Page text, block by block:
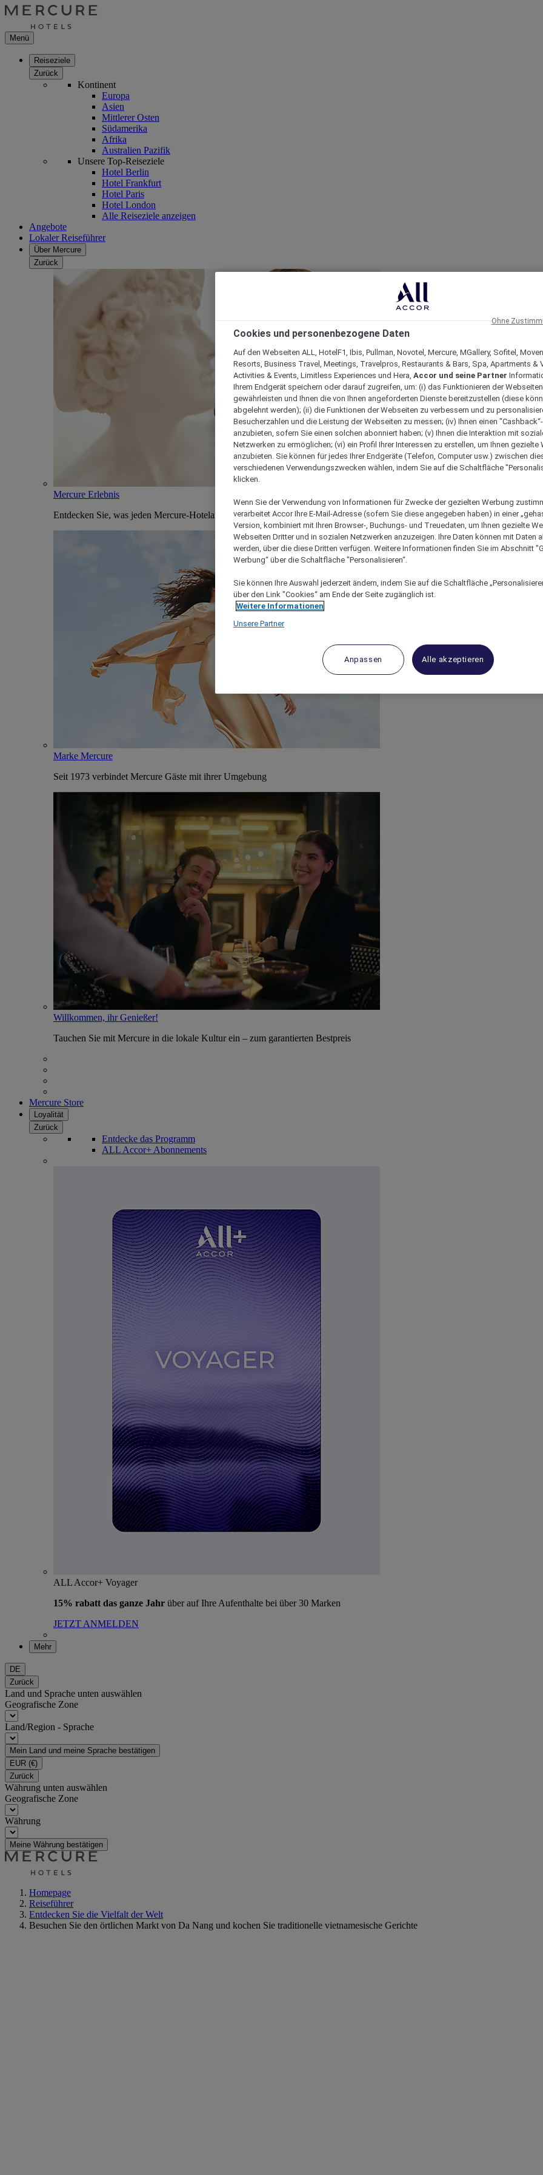
Menü
Reiseziele
Zurück
Kontinent
Europa
Asien
Mittlerer Osten
Südamerika
Afrika
Australien Pazifik
Unsere Top-Reiseziele
Hotel Berlin
Hotel Frankfurt
Hotel Paris
Hotel London
Alle Reiseziele anzeigen
Angebote
Lokaler Reiseführer
Über Mercure
Zurück
Mercure Erlebnis
Entdecken Sie, was jeden Mercure-Hotelaufenthalt einzigartig macht
Marke Mercure
Seit 1973 verbindet Mercure Gäste mit ihrer Umgebung
Willkommen, ihr Genießer!
Tauchen Sie mit Mercure in die lokale Kultur ein – zum garantierten Bestpreis
Mercure Store
Loyalität
Zurück
Entdecke das Programm
ALL Accor+ Abonnements
ALL Accor+ Voyager
15% rabatt das ganze Jahr über auf Ihre Aufenthalte bei über 30 Marken
JETZT ANMELDEN
Mehr
DE
Zurück
Land und Sprache unten auswählen
Geografische Zone
Land/Region - Sprache
Mein Land und meine Sprache bestätigen
EUR (€)
Zurück
Währung unten auswählen
Geografische Zone
Währung
Meine Währung bestätigen
Homepage
Reiseführer
Entdecken Sie die Vielfalt der Welt
Besuchen Sie den örtlichen Markt von Da Nang und kochen Sie traditionelle vietnamesische Gerichte
Cookies und personenbezogene Daten
Auf den Webseiten ALL, HotelF1, Ibis, Pullman, Novotel, Mercure, MGallery, Sofitel,
Resorts, Business Travel, Meetings, Travelpros, Restaurants & Bars, Spa, Apartments &
Activities & Events, Limitless Experiences und Hera, Accor und seine Partner
Ihrem Endgerät speichern oder darauf zugreifen, um: (i) das Funktionieren der
gewährleisten und Ihnen die von Ihnen angeforderten Dienste bereitzustellen (diese
abgelehnt werden); (ii) die Funktionen der Webseiten zu verbessern und zu
Besucherzahlen und die Leistung der Webseiten zu messen; (iv) Ihnen einen
anzubieten, sofern Sie einen solchen abonniert haben; (v) Ihnen die Interaktion mit
Netzwerken zu ermöglichen; (vi) ein Profil Ihrer Interessen zu erstellen, um Ihnen gezielte
anzubieten. Sie können für jedes Ihrer Endgeräte (Telefon, Computer usw.) zwischen
verschiedenen Verwendungszwecken wählen, indem Sie auf die Schaltfläche
klicken.
Wenn Sie der Verwendung von Informationen für Zwecke der gezielten Werbung
verarbeitet Accor Ihre E-Mail-Adresse (sofern Sie diese angegeben haben) in einer
Version, kombiniert mit Ihren Browser-, Buchungs- und Treuedaten, um Ihnen gezielte
Webseiten Dritter und in sozialen Netzwerken anzuzeigen. Ihre Daten können mit Daten
werden, über die diese Dritten verfügen. Weitere Informationen finden Sie im Abschnitt
Werbung“ über die Schaltfläche "Personalisieren“.
Sie können Ihre Auswahl jederzeit ändern, indem Sie auf die Schaltfläche
über den Link "Cookies“ am Ende der Seite zugänglich ist.
Weitere Informationen
Unsere Partner
Anpassen Alle akzeptieren
Ohne